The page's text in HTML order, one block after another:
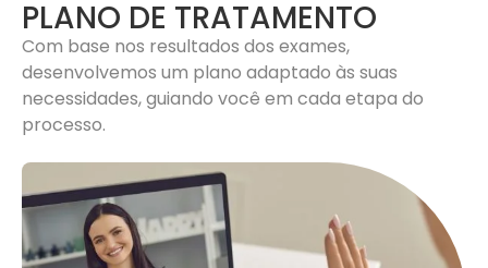
PLANO DE TRATAMENTO
Com base nos resultados dos exames,
desenvolvemos um plano adaptado às suas
necessidades, guiando você em cada etapa do
processo.